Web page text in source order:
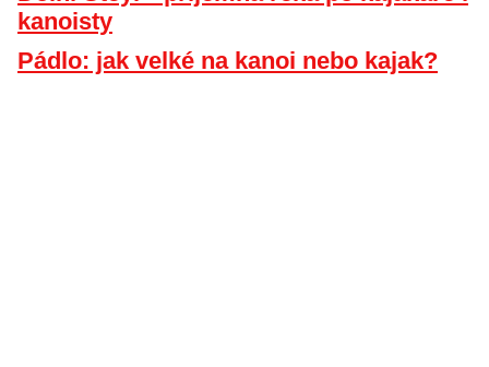
kanoisty
Pádlo: jak velké na kanoi nebo kajak?